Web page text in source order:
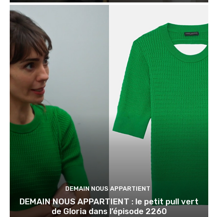
DEMAIN NOUS APPARTIENT
DEMAIN NOUS APPARTIENT : le petit pull vert
de Gloria dans l’épisode 2260